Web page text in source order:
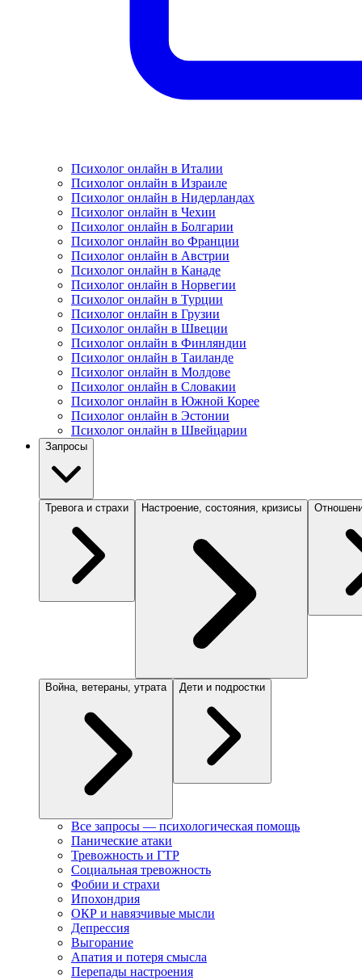
Психолог онлайн в Италии
Психолог онлайн в Израиле
Психолог онлайн в Нидерландах
Психолог онлайн в Чехии
Психолог онлайн в Болгарии
Психолог онлайн во Франции
Психолог онлайн в Австрии
Психолог онлайн в Канаде
Психолог онлайн в Норвегии
Психолог онлайн в Турции
Психолог онлайн в Грузии
Психолог онлайн в Швеции
Психолог онлайн в Финляндии
Психолог онлайн в Таиланде
Психолог онлайн в Молдове
Психолог онлайн в Словакии
Психолог онлайн в Южной Корее
Психолог онлайн в Эстонии
Психолог онлайн в Швейцарии
Запросы
Тревога и страхи Настроение, состояния, кризисы
Война, ветераны, утрата Дети и подростки
Все запросы — психологическая помощь
Панические атаки
Тревожность и ГТР
Социальная тревожность
Фобии и страхи
Ипохондрия
ОКР и навязчивые мысли
Депрессия
Выгорание
Апатия и потеря смысла
Перепады настроения